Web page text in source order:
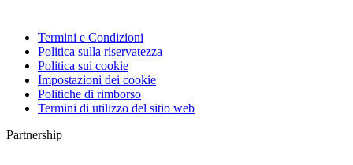
Termini e Condizioni
Politica sulla riservatezza
Politica sui cookie
Impostazioni dei cookie
Politiche di rimborso
Termini di utilizzo del sitio web
Partnership